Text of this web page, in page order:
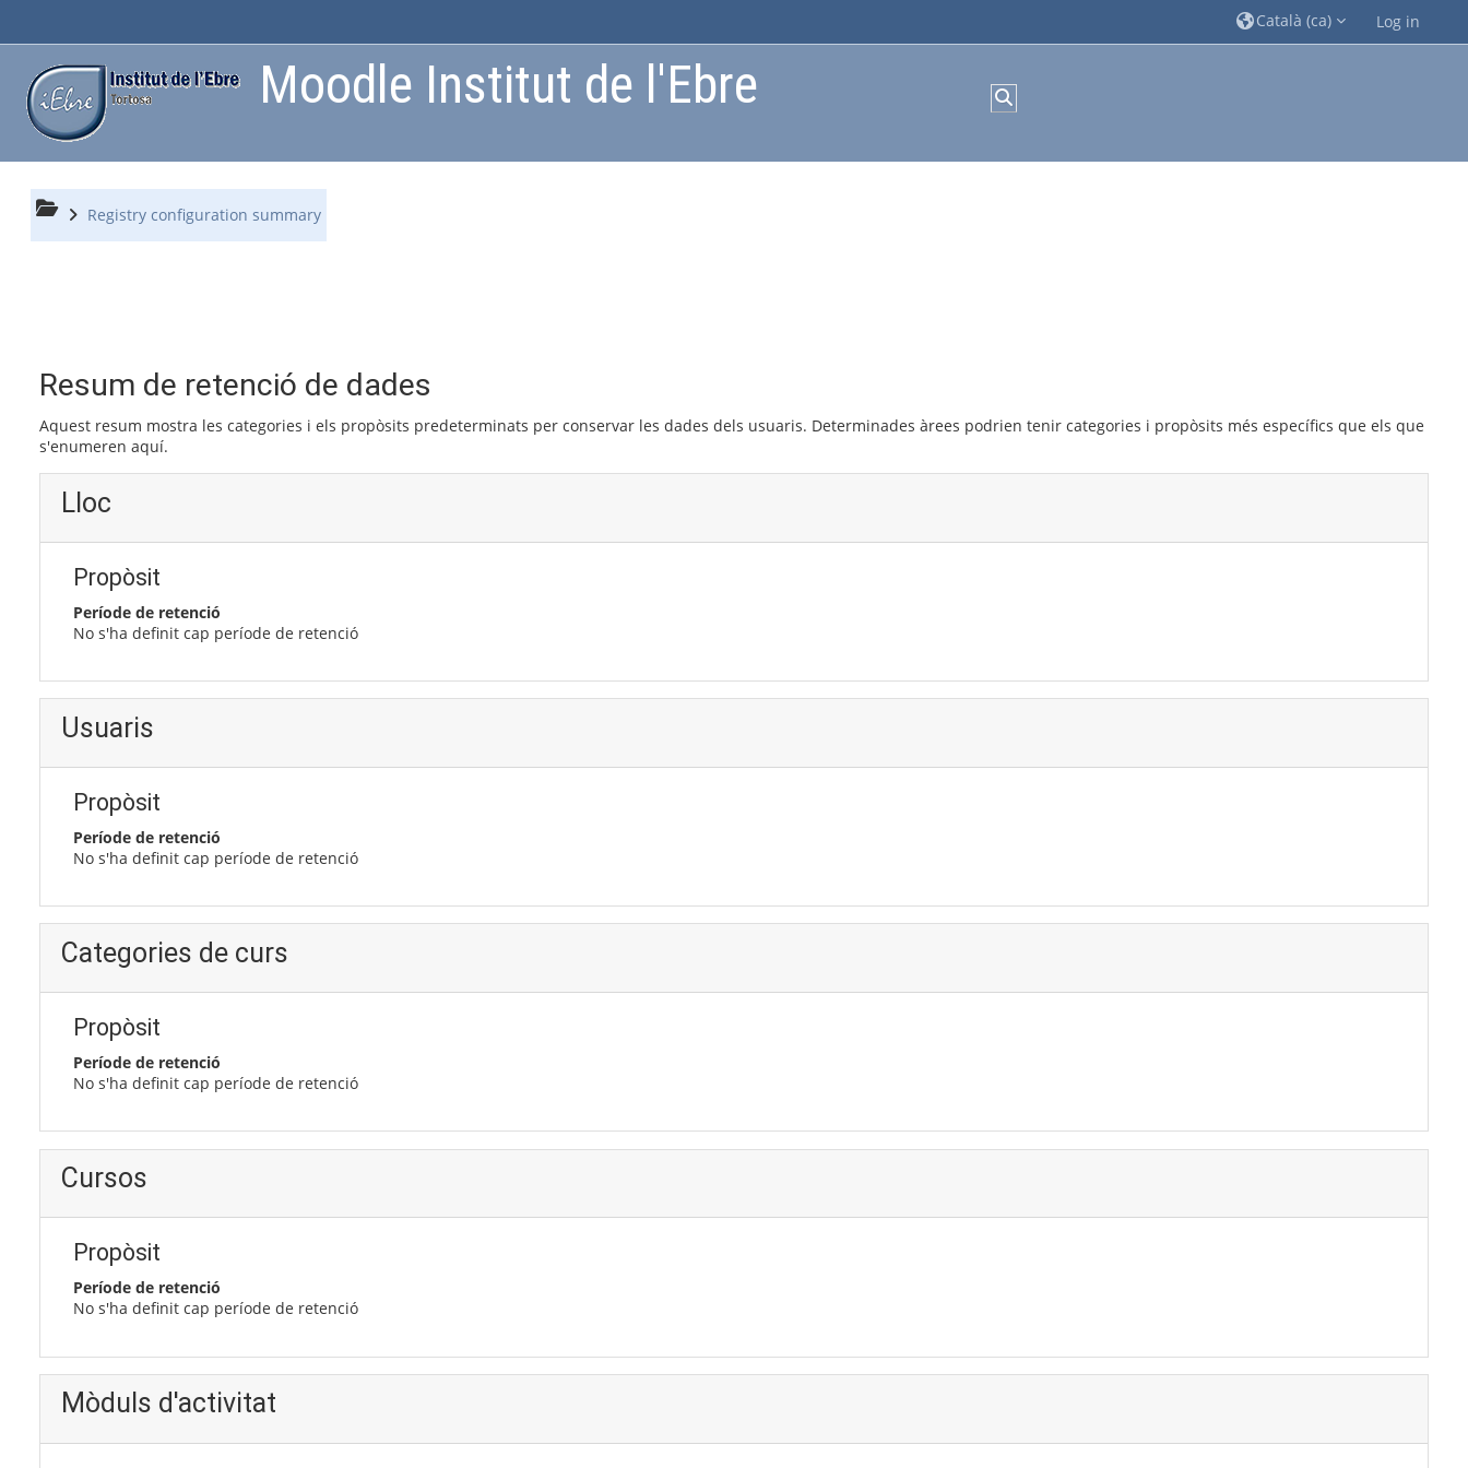
Català ‎(ca)‎ Log in
Moodle Institut de l'Ebre
Registry configuration summary
Resum de retenció de dades
Aquest resum mostra les categories i els propòsits predeterminats per conservar les dades dels usuaris. Determinades àrees podrien tenir categories i propòsits més específics que els que
s'enumeren aquí.
Lloc
Propòsit
Període de retenció
No s'ha definit cap període de retenció
Usuaris
Propòsit
Període de retenció
No s'ha definit cap període de retenció
Categories de curs
Propòsit
Període de retenció
No s'ha definit cap període de retenció
Cursos
Propòsit
Període de retenció
No s'ha definit cap període de retenció
Mòduls d'activitat